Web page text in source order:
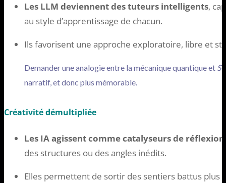
Les LLM deviennent des tuteurs intelligents,
au style d’apprentissage de chacun.
Ils favorisent une approche exploratoire, libre et
Demander une analogie entre la mécanique quantique et
narratif, et donc plus mémorable.
Créativité démultipliée
Les IA agissent comme catalyseurs de réflexion
des structures ou des angles inédits.
Elles permettent de sortir des sentiers battus plus